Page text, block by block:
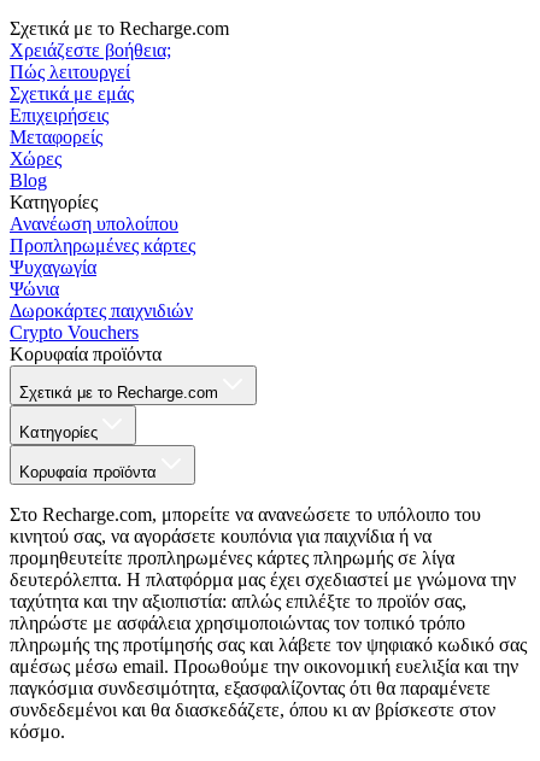
Σχετικά με το Recharge.com
Χρειάζεστε βοήθεια;
Πώς λειτουργεί
Σχετικά με εμάς
Επιχειρήσεις
Μεταφορείς
Χώρες
Blog
Κατηγορίες
Ανανέωση υπολοίπου
Προπληρωμένες κάρτες
Ψυχαγωγία
Ψώνια
Δωροκάρτες παιχνιδιών
Crypto Vouchers
Κορυφαία προϊόντα
Σχετικά με το Recharge.com
Κατηγορίες
Κορυφαία προϊόντα
Στο Recharge.com, μπορείτε να ανανεώσετε το υπόλοιπο του
κινητού σας, να αγοράσετε κουπόνια για παιχνίδια ή να
προμηθευτείτε προπληρωμένες κάρτες πληρωμής σε λίγα
δευτερόλεπτα. Η πλατφόρμα μας έχει σχεδιαστεί με γνώμονα την
ταχύτητα και την αξιοπιστία: απλώς επιλέξτε το προϊόν σας,
πληρώστε με ασφάλεια χρησιμοποιώντας τον τοπικό τρόπο
πληρωμής της προτίμησής σας και λάβετε τον ψηφιακό κωδικό σας
αμέσως μέσω email. Προωθούμε την οικονομική ευελιξία και την
παγκόσμια συνδεσιμότητα, εξασφαλίζοντας ότι θα παραμένετε
συνδεδεμένοι και θα διασκεδάζετε, όπου κι αν βρίσκεστε στον
κόσμο.